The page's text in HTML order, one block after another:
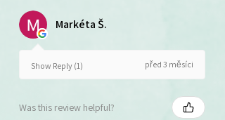
Markéta Š.
Show Reply (1) před 3 měsíci
Was this review helpful?